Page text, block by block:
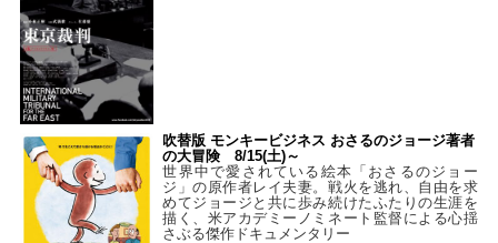
吹替版 モンキービジネス おさるのジョージ著者
の大冒険 8/15(土)～
世界中で愛されている絵本「おさるのジョー
ジ」の原作者レイ夫妻。戦火を逃れ、自由を求
めてジョージと共に歩み続けたふたりの生涯を
描く、米アカデミーノミネート監督による心揺
さぶる傑作ドキュメンタリー